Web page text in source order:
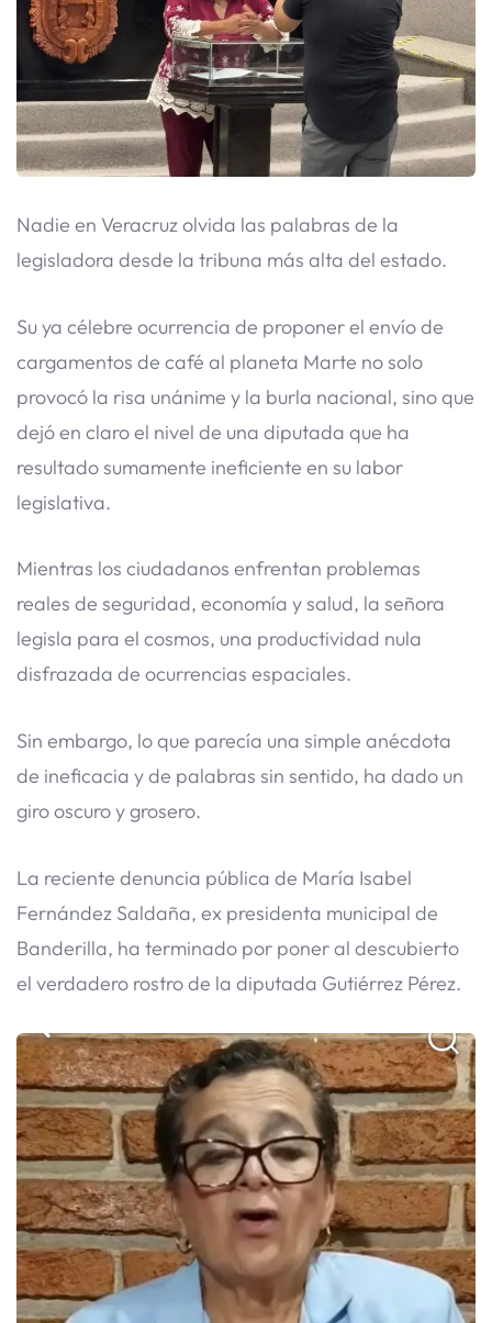
​Nadie en Veracruz olvida las palabras de la
legisladora desde la tribuna más alta del estado.
Su ya célebre ocurrencia de proponer el envío de
cargamentos de café al planeta Marte no solo
provocó la risa unánime y la burla nacional, sino que
dejó en claro el nivel de una diputada que ha
resultado sumamente ineficiente en su labor
legislativa.
Mientras los ciudadanos enfrentan problemas
reales de seguridad, economía y salud, la señora
legisla para el cosmos, una productividad nula
disfrazada de ocurrencias espaciales.
​Sin embargo, lo que parecía una simple anécdota
de ineficacia y de palabras sin sentido, ha dado un
giro oscuro y grosero.
La reciente denuncia pública de María Isabel
Fernández Saldaña, ex presidenta municipal de
Banderilla, ha terminado por poner al descubierto
el verdadero rostro de la diputada Gutiérrez Pérez.